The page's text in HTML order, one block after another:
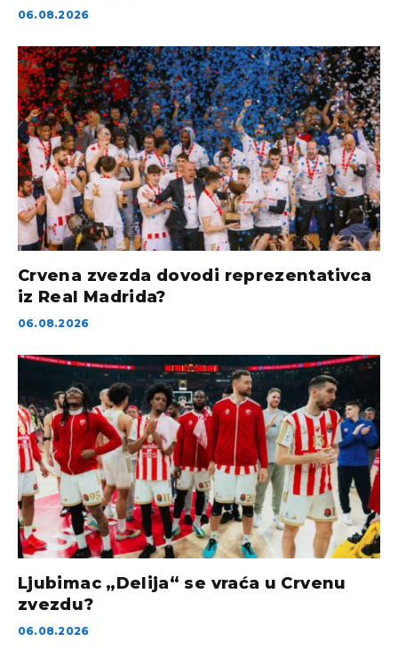
06.08.2026
Crvena zvezda dovodi reprezentativca
iz Real Madrida?
06.08.2026
Ljubimac „Delija“ se vraća u Crvenu
zvezdu?
06.08.2026